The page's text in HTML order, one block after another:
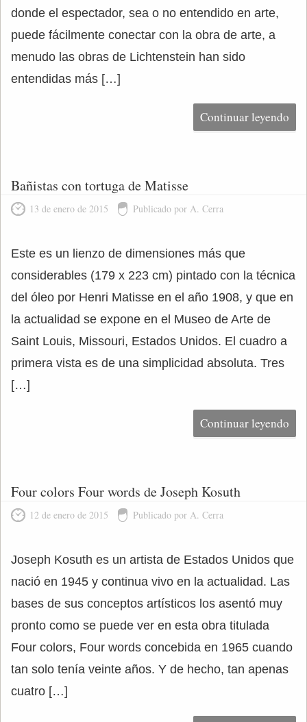
donde el espectador, sea o no entendido en arte,
puede fácilmente conectar con la obra de arte, a
menudo las obras de Lichtenstein han sido
entendidas más […]
Continuar leyendo
Bañistas con tortuga de Matisse
13 de enero de 2015 Publicado por A. Cerra
Este es un lienzo de dimensiones más que
considerables (179 x 223 cm) pintado con la técnica
del óleo por Henri Matisse en el año 1908, y que en
la actualidad se expone en el Museo de Arte de
Saint Louis, Missouri, Estados Unidos. El cuadro a
primera vista es de una simplicidad absoluta. Tres
[…]
Continuar leyendo
Four colors Four words de Joseph Kosuth
12 de enero de 2015 Publicado por A. Cerra
Joseph Kosuth es un artista de Estados Unidos que
nació en 1945 y continua vivo en la actualidad. Las
bases de sus conceptos artísticos los asentó muy
pronto como se puede ver en esta obra titulada
Four colors, Four words concebida en 1965 cuando
tan solo tenía veinte años. Y de hecho, tan apenas
cuatro […]